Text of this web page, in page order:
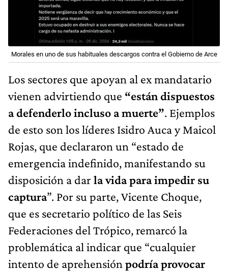
Morales en uno de sus habituales descargos contra el Gobierno de Arce
Los sectores que apoyan al ex mandatario
vienen advirtiendo que “están dispuestos
a defenderlo incluso a muerte”. Ejemplos
de esto son los líderes Isidro Auca y Maicol
Rojas, que declararon un “estado de
emergencia indefinido, manifestando su
disposición a dar la vida para impedir su
captura”. Por su parte, Vicente Choque,
que es secretario político de las Seis
Federaciones del Trópico, remarcó la
problemática al indicar que “cualquier
intento de aprehensión podría provocar